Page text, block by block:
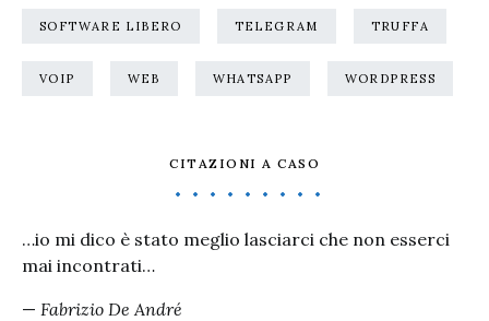
SOFTWARE LIBERO TELEGRAM TRUFFA
VOIP WEB WHATSAPP WORDPRESS
CITAZIONI A CASO
…io mi dico è stato meglio lasciarci che non esserci
mai incontrati…
— Fabrizio De André